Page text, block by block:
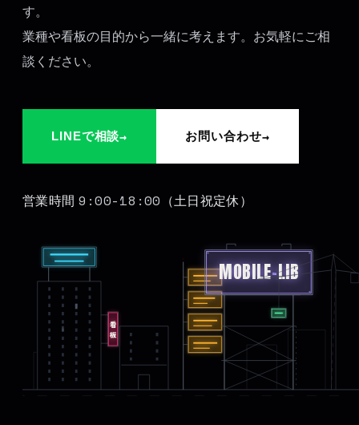
す。
業種や看板の目的から一緒に考えます。お気軽にご相
談ください。
LINEで相談→ お問い合わせ→
営業時間 9:00-18:00 （土日祝定休）
看板
MOBILE-LIB